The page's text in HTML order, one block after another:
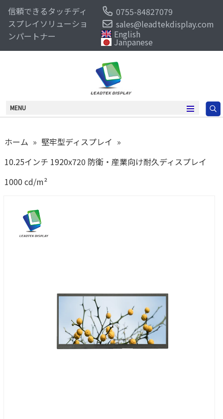
信頼できるタッチディ
スプレイソリューショ
ンパートナー
0755-84827079
sales@leadtekdisplay.com
English
Janpanese
MENU
ホーム » 堅牢型ディスプレイ »
10.25インチ 1920x720 防衛・産業向け耐久ディスプレイ
1000 cd/m²